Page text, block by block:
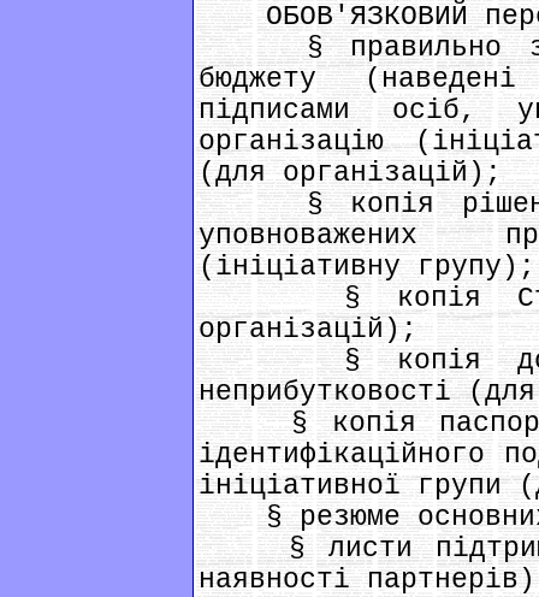
ОБОВ'ЯЗКОВИЙ
§ правильно
бюджету
підписами осіб,
організацію
(для організацій);
§ копія рішення
уповноважених
(ініціативну групу);
§ копія
організацій);
§ копія
неприбутковості
§ копія паспорту
ідентифікаційного
ініціативної групи
§ резюме основних
§ листи
наявності партнерів)